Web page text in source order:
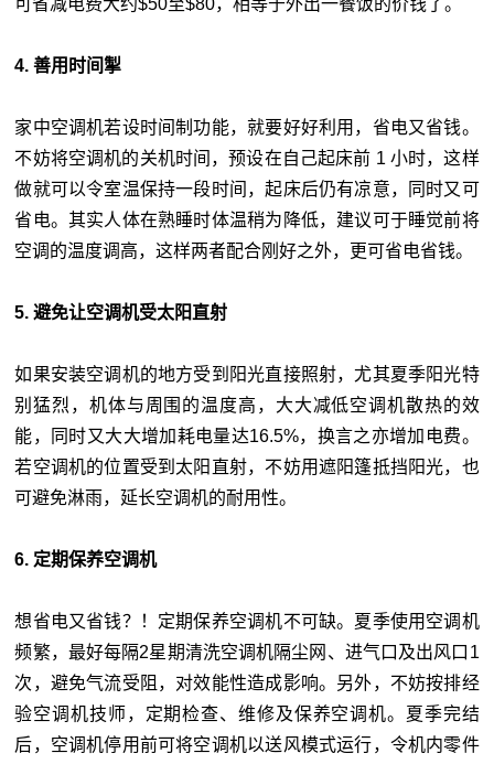
4. 善用时间掣
家中空调机若设时间制功能，就要好好利用，省电又省钱。
不妨将空调机的关机时间，预设在自己起床前 1 小时，这样
做就可以令室温保持一段时间，起床后仍有凉意，同时又可
省电。其实人体在熟睡时体温稍为降低，建议可于睡觉前将
空调的温度调高，这样两者配合刚好之外，更可省电省钱。
5. 避免让空调机受太阳直射
如果安装空调机的地方受到阳光直接照射，尤其夏季阳光特
别猛烈，机体与周围的温度高，大大减低空调机散热的效
能，同时又大大增加耗电量达16.5%，换言之亦增加电费。
若空调机的位置受到太阳直射，不妨用遮阳篷抵挡阳光，也
可避免淋雨，延长空调机的耐用性。
6. 定期保养空调机
想省电又省钱？！定期保养空调机不可缺。夏季使用空调机
频繁，最好每隔2星期清洗空调机隔尘网、进气口及出风口1
次，避免气流受阻，对效能性造成影响。另外，不妨按排经
验空调机技师，定期检查、维修及保养空调机。夏季完结
后，空调机停用前可将空调机以送风模式运行，令机内零件